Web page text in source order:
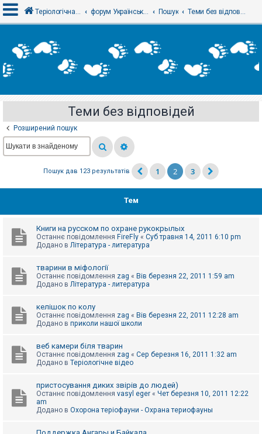
х
і
е
с
т
р
я
е
и
з
е
и
Теріологічна школа форум Українського теріологічного товариства Пошук Теми без відповідей
Теми без відповідей
Розширений пошук
Пошук дав 123 результатів 1 2 3
Тем
Книги на русском по охране рукокрылых
Останнє повідомлення FireFly « Суб травня 14, 2011 6:10 pm
Додано в Література - литература
тварини в міфології
Останнє повідомлення zag « Вів березня 22, 2011 1:59 am
Додано в Література - литература
келішок по колу
Останнє повідомлення zag « Вів березня 22, 2011 12:28 am
Додано в приколи нашої школи
веб камери біля тварин
Останнє повідомлення zag « Сер березня 16, 2011 1:32 am
Додано в Теріологічне відео
пристосування диких звірів до людей)
Останнє повідомлення vasyl eger « Чет березня 10, 2011 12:22
am
Додано в Охорона теріофауни - Охрана териофауны